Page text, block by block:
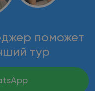
поможет
тур